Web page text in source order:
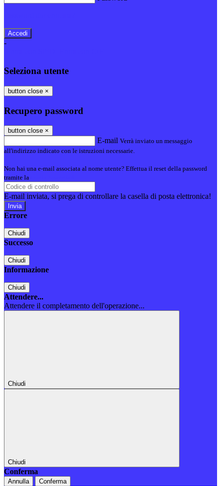
-
Seleziona utente
button close ×
Recupero password
button close ×
E-mail Verrà inviato un messaggio
all'indirizzo indicato con le istruzioni necessarie.
Non hai una e-mail associata al nome utente? Effettua il reset della password
tramite la
E-mail inviata, si prega di controllare la casella di posta elettronica!
Errore
Chiudi
Successo
Chiudi
Informazione
Chiudi
Attendere...
Attendere il completamento dell'operazione...
Chiudi
Chiudi
Conferma
Annulla Conferma